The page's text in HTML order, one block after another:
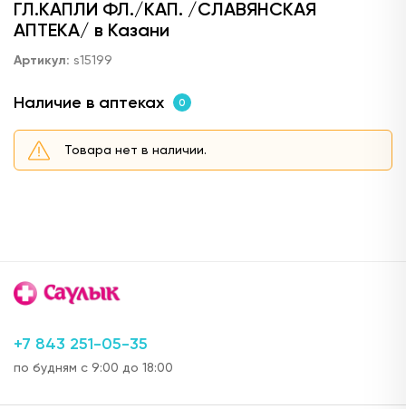
ГЛ.КАПЛИ ФЛ./КАП. /СЛАВЯНСКАЯ
АПТЕКА/ в Казани
Артикул: s15199
Наличие в аптеках 0
Товара нет в наличии.
+7 843 251-05-35
по будням с 9:00 до 18:00